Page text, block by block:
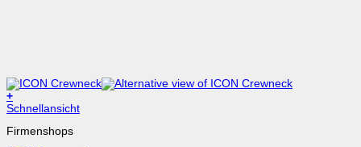
+
Dieses
weist
Schnellansicht
Firmenshops